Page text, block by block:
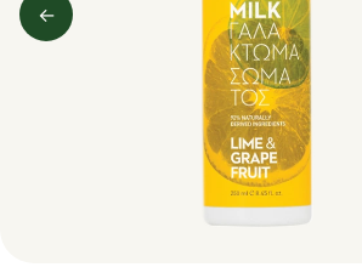
←
Predchádzajúci obrázok